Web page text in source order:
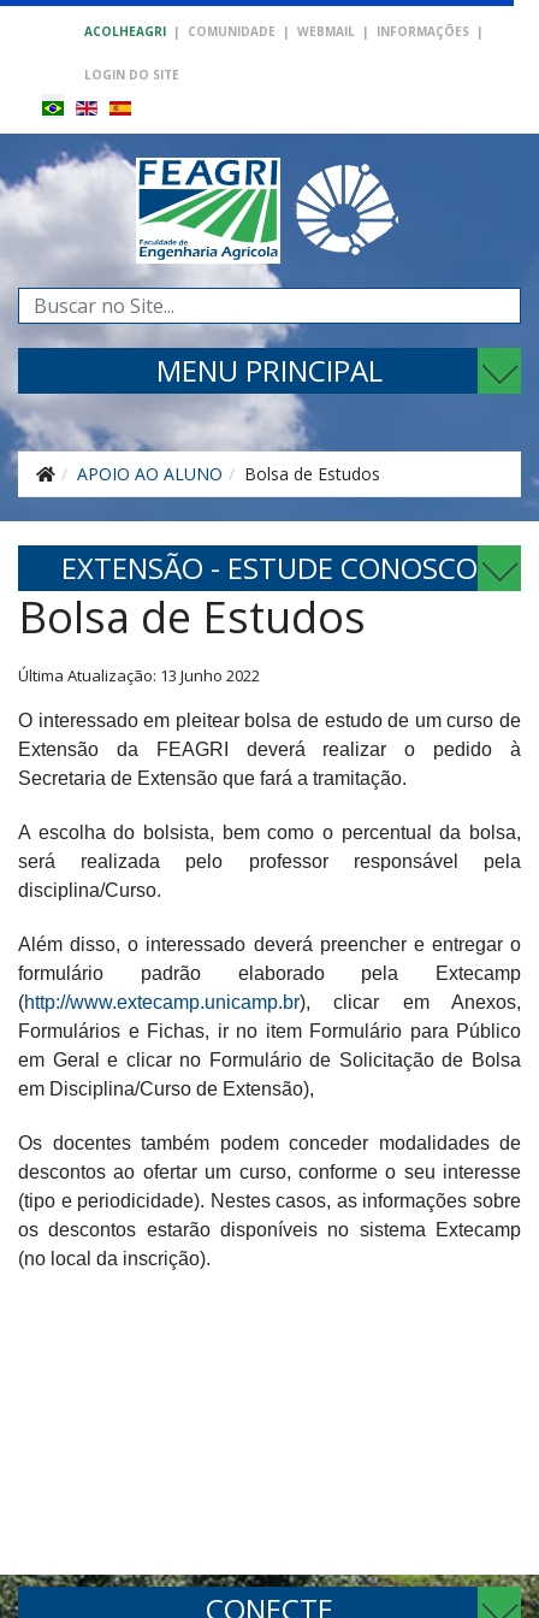
ACOLHEAGRI | COMUNIDADE | WEBMAIL | INFORMAÇÕES |
LOGIN DO SITE
Pesquisar...
MENU PRINCIPAL
APOIO AO ALUNO Bolsa de Estudos
EXTENSÃO - ESTUDE CONOSCO
Bolsa de Estudos
Última Atualização: 13 Junho 2022
O interessado em pleitear bolsa de estudo de um curso de
Extensão da FEAGRI deverá realizar o pedido à
Secretaria de Extensão que fará a tramitação.
A escolha do bolsista, bem como o percentual da bolsa,
será realizada pelo professor responsável pela
disciplina/Curso.
Além disso, o interessado deverá preencher e entregar o
formulário padrão elaborado pela Extecamp
(http://www.extecamp.unicamp.br), clicar em Anexos,
Formulários e Fichas, ir no item Formulário para Público
em Geral e clicar no Formuláriode Solicitação de Bolsa
em Disciplina/Curso de Extensão),
Os docentes também podem conceder modalidades de
descontos ao ofertar um curso, conforme o seu interesse
(tipo e periodicidade). Nestes casos, as informações sobre
os descontos estarão disponíveis no sistema Extecamp
(no local da inscrição).
CONECTE